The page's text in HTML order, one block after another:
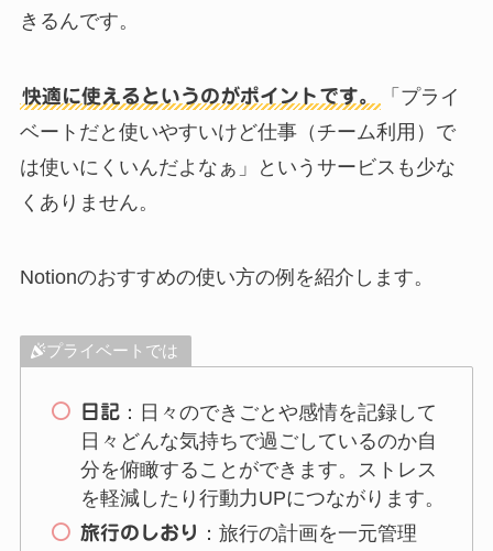
きるんです。
快適に使えるというのがポイントです。
「プライ
ベートだと使いやすいけど仕事（チーム利用）で
は使いにくいんだよなぁ」というサービスも少な
くありません。
Notionのおすすめの使い方の例を紹介します。
プライベートでは
日記：日々のできごとや感情を記録して
日々どんな気持ちで過ごしているのか自
分を俯瞰することができます。ストレス
を軽減したり行動力UPにつながります。
旅行のしおり
：旅行の計画を一元管理